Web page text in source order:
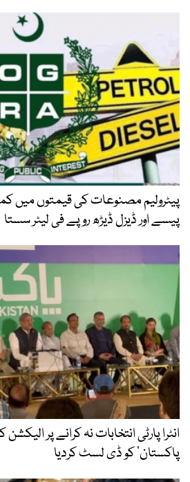
پیسے اور ڈیزل ڈیڑھ روپے فی لیٹر سستا
انٹرا پارٹی انتخابات نہ کرانے پر
پاکستان‘ کو ڈی لسٹ کردیا